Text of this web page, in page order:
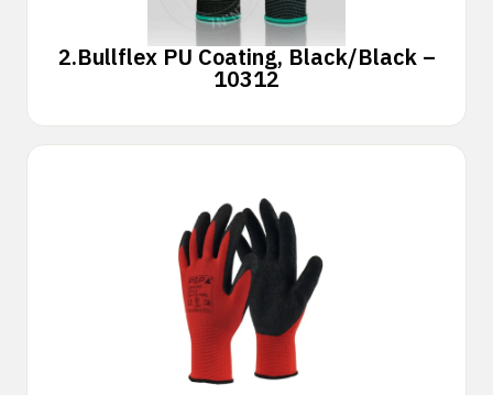
2.Bullflex PU Coating, Black/Black –
10312